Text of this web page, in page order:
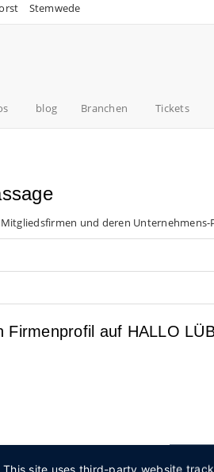
Stemwede
blog Branchen Tickets
Mitgliedsfirmen und deren Unternehmens-
auf HALLO
This site uses third-party website